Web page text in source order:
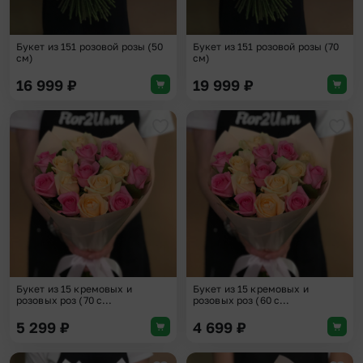
Букет из 151 розовой розы (50
см)
16 999 ₽
Букет из 151 розовой розы (70
см)
19 999 ₽
Добавить в избранное
Букет из 15 кремовых и
розовых роз (70 с...
5 299 ₽
Букет из 15 кремовых и
розовых роз (60 с...
4 699 ₽